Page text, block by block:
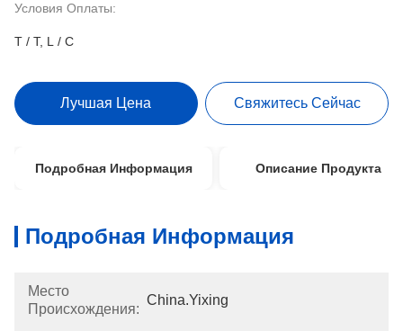
Условия Оплаты:
T / T, L / C
Лучшая Цена Свяжитесь Сейчас
Подробная Информация Описание Продукта
Подробная Информация
Место
Происхождения:
China.Yixing